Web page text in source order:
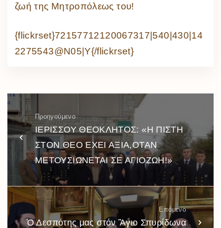
ζωή της Μητροπόλεως του!
{flickrset}72157712120067317|540|430|14
2275543@N05|Y{/flickrset}
Προηγούμενο
ΙΕΡΙΣΣΟΥ ΘΕΟΚΛΗΤΟΣ: «Η ΠΙΣΤΗ
ΣΤΟΝ ΘΕΟ ΕΧΕΙ ΑΞΙΑ,ΟΤΑΝ
ΜΕΤΟΥΣΙΩΝΕΤΑΙ ΣΕ ΑΓΙΟΖΩΗ!»
Επόμενο
Ὁ Δεσπότης μας στόν Ἃγιο Σπυρίδωνα